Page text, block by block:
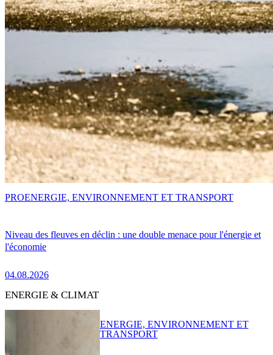
Niveau des fleuves en déclin : une double menace pour l'énergie et
l'économie
04.08.2026
PROENERGIE, ENVIRONNEMENT ET TRANSPORT
ENERGIE & CLIMAT
ENERGIE, ENVIRONNEMENT ET
TRANSPORT